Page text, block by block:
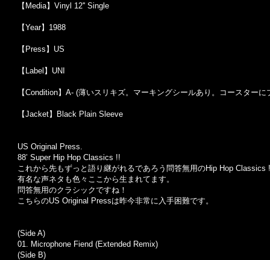
【Media】Vinyl 12'' Single
【Year】1988
【Press】US
【Label】UNI
【Condition】A- (薄いスリキズ。マーキングシールあり。コースター
【Jacket】Black Plain Sleeve
US Original Press.
88’ Super Hip Hop Classics !!
これから先もずっと語り継がれるであろう問答無用のHip Hop Classics
有名な声ネタも色々ここから生まれてます。
問答無用のクラシックですね！
こちらのUS Original Pressは昨今非常に入手困難です。
(Side A)
01. Microphone Fiend (Extended Remix)
(Side B)